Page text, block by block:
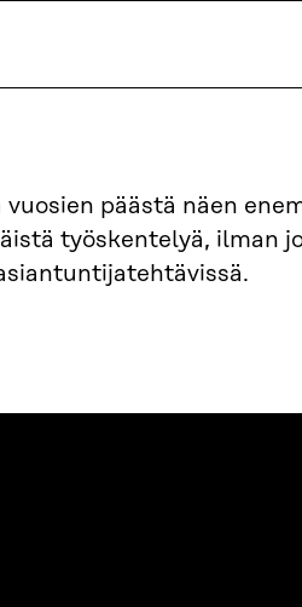
päästä näen
työskentelyä, ilman